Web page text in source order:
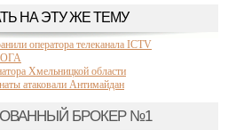
НА ЭТУ ЖЕ ТЕМУ
оператора телеканала ICTV
ОГА
Хмельницкой области
атаковали Антимайдан
БРОКЕР №1